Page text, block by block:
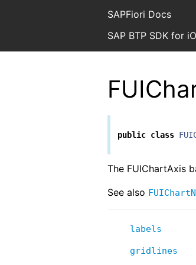
SAPFiori Docs
SAP BTP SDK for
public class
The FUIChartAxis
See also
labels
gridlines